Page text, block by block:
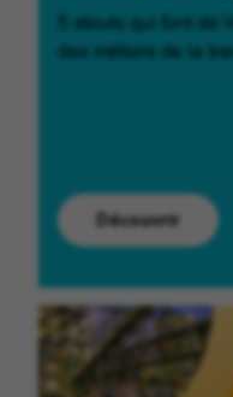
Découvrir